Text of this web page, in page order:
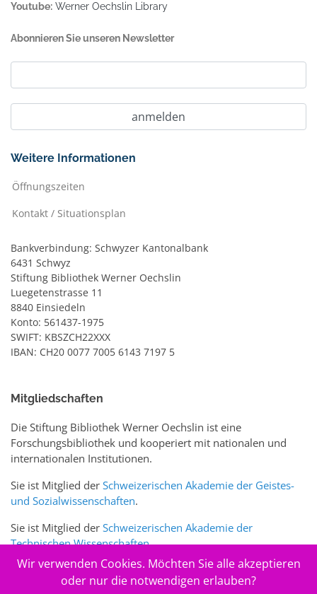
Youtube: Werner Oechslin Library
Abonnieren Sie unseren Newsletter
Weitere Informationen
Öffnungszeiten
Kontakt / Situationsplan
Bankverbindung: Schwyzer Kantonalbank
6431 Schwyz
Stiftung Bibliothek Werner Oechslin
Luegetenstrasse 11
8840 Einsiedeln
Konto: 561437-1975
SWIFT: KBSZCH22XXX
IBAN: CH20 0077 7005 6143 7197 5
Mitgliedschaften
Die Stiftung Bibliothek Werner Oechslin ist eine
Forschungsbibliothek und kooperiert mit nationalen und
internationalen Institutionen.
Sie ist Mitglied der Schweizerischen Akademie der Geistes-
und Sozialwissenschaften.
Sie ist Mitglied der Schweizerischen Akademie der
Technischen Wissenschaften.
Sie ist zudem Mitglied des Schweizer Portalswww.sciences-
Wir verwenden Cookies. Möchten Sie alle akzeptieren
oder nur die notwendigen erlauben?